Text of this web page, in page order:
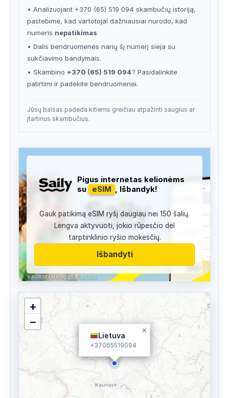
• Analizuojant +370 (65) 519 094 skambučių istoriją,
pastebime, kad vartotojai dažniausiai nurodo, kad
numeris nepatikimas.
• Dalis bendruomenės narių šį numerį sieja su
sukčiavimo bandymais.
• Skambino +370 (65) 519 094? Pasidalinkite
patirtimi ir padėkite bendruomenei.
Jūsų balsas padeda kitiems greičiau atpažinti saugius ar
įtartinus skambučius.
KASPASKAMBINO.LT RĖMĖJAS
Pigus internetas kelionėms
su
eSIM , Išbandyk!
Gauk patikimą eSIM ryšį daugiau nei 150 šalių.
Lengva aktyvuoti, jokio rūpesčio dėl
tarptinklinio ryšio mokesčių.
Išbandyti
Lietuva
+37065519094
×
+
−